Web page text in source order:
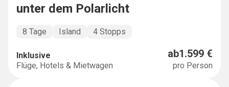
unter dem Polarlicht
8 Tage Island 4 Stopps
Inklusive
Flüge, Hotels & Mietwagen
ab1.599 €
pro Person